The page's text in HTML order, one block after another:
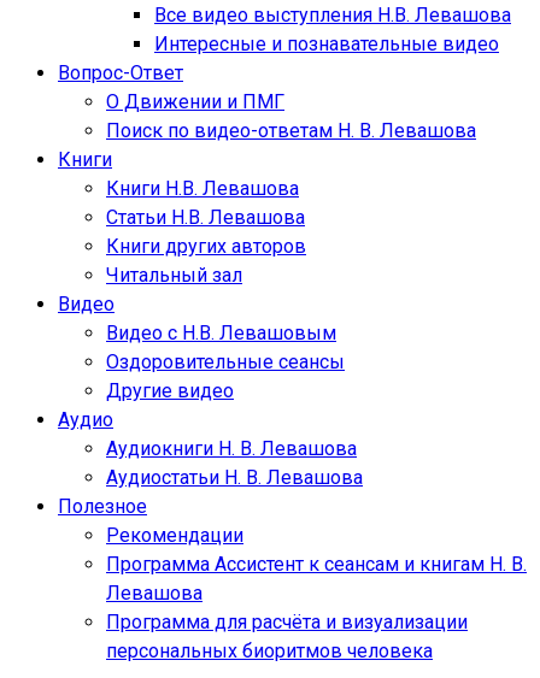
Все видео выступления Н.В. Левашова
Интересные и познавательные видео
Вопрос-Ответ
О Движении и ПМГ
Поиск по видео-ответам Н. В. Левашова
Книги
Книги Н.В. Левашова
Статьи Н.В. Левашова
Книги других авторов
Читальный зал
Видео
Видео с Н.В. Левашовым
Оздоровительные сеансы
Другие видео
Аудио
Аудиокниги Н. В. Левашова
Аудиостатьи Н. В. Левашова
Полезное
Рекомендации
Программа Ассистент к сеансам и книгам Н. В.
Левашова
Программа для расчёта и визуализации
персональных биоритмов человека